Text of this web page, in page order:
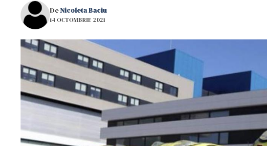
DeNicoleta Baciu
14 OCTOMBRIE 2021